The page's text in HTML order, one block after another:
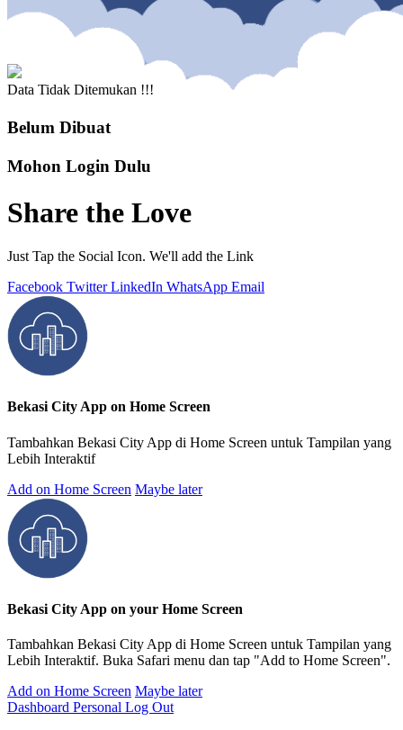
Data Tidak Ditemukan !!!
Belum Dibuat
Mohon Login Dulu
Share the Love
Just Tap the Social Icon. We'll add the Link
Facebook Twitter LinkedIn WhatsApp Email
Bekasi City App on Home Screen
Tambahkan Bekasi City App di Home Screen untuk Tampilan yang
Lebih Interaktif
Add on Home Screen Maybe later
Bekasi City App on your Home Screen
Tambahkan Bekasi City App di Home Screen untuk Tampilan yang
Lebih Interaktif. Buka Safari menu dan tap "Add to Home Screen".
Add on Home Screen Maybe later
Dashboard Personal Log Out